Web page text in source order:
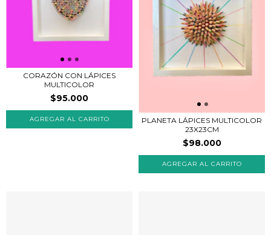
CORAZÓN CON LÁPICES
MULTICOLOR
$95.000
PLANETA LÁPICES MULTICOLOR
23X23CM
$98.000